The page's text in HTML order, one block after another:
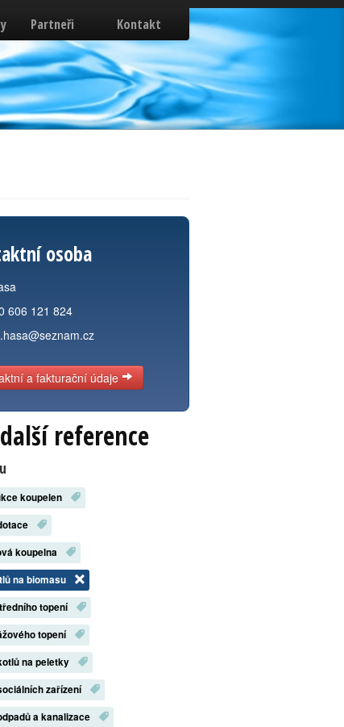
Partneři Kontakt
osoba
606 121 824
a fakturační údaje
reference
koupelen
koupelna
na biomasu
topení
topení
na peletky
zařízení
a kanalizace